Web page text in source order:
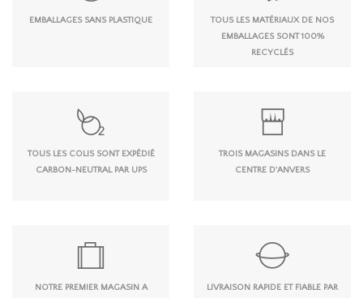
EMBALLAGES SANS PLASTIQUE
TOUS LES MATÉRIAUX DE NOS
EMBALLAGES SONT 100%
RECYCLÉS
TOUS LES COLIS SONT EXPÉDIÉ
CARBON-NEUTRAL PAR UPS
TROIS MAGASINS DANS LE
CENTRE D'ANVERS
NOTRE PREMIER MAGASIN A
LIVRAISON RAPIDE ET FIABLE PAR